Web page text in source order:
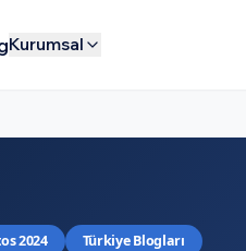
Kurumsal
2024 Türkiye Blogları